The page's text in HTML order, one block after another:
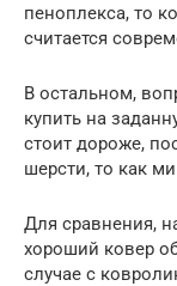
пеноплекса, то
считается
В остальном,
купить на
стоит дороже,
шерсти, то как
Для сравнения,
хороший ковер
случае с